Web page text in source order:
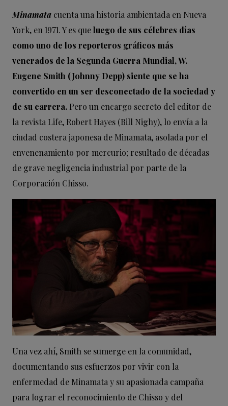
Minamata cuenta una historia ambientada en Nueva
York, en 1971. Y es queluego de sus célebres días
como uno de los reporteros gráficos más
venerados de la Segunda Guerra Mundial, W.
Eugene Smith (Johnny Depp) siente que se ha
convertido en un ser desconectado de la sociedad y
de su carrera. Pero un encargo secreto del editor de
la revista Life, Robert Hayes (Bill Nighy), lo envía a la
ciudad costera japonesa de Minamata, asolada por el
envenenamiento por mercurio; resultado de décadas
de grave negligencia industrial por parte de la
Corporación Chisso.
Una vez ahí, Smith se sumerge en la comunidad,
documentando sus esfuerzos por vivir con la
enfermedad de Minamata y su apasionada campaña
para lograr el reconocimiento de Chisso y del